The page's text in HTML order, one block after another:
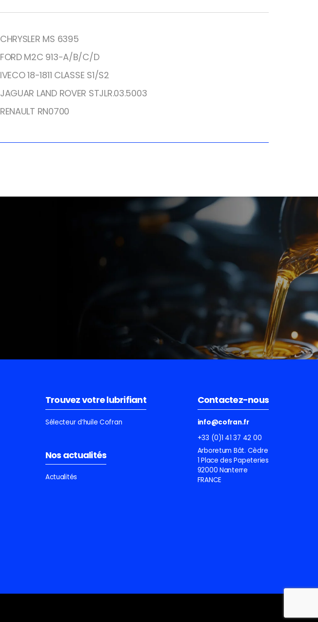
CHRYSLER MS 6395
FORD M2C 913-A/B/C/D
IVECO 18-1811 CLASSE S1/S2
JAGUAR LAND ROVER STJLR.03.5003
RENAULT RN0700
Trouvez votre lubrifiant
Sélecteur d’huile Cofran
Nos actualités
Actualités
Contactez-nous
info@cofran.fr
+33 (0)1 41 37 42 00
Arboretum Bât. Cèdre
1 Place des Papeteries
92000 Nanterre
FRANCE